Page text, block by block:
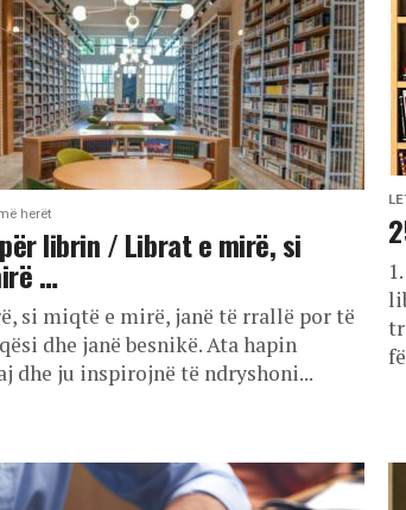
herët
librin / Librat e mirë, si
…
si miqtë e mirë, janë të rrallë por të
dhe janë besnikë. Ata hapin
dhe ju inspirojnë të ndryshoni...